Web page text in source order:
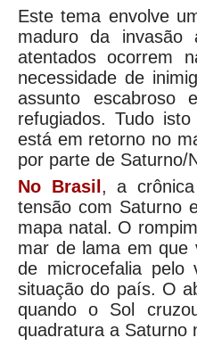
Este tema envolve
maduro da invasão
atentados ocorrem
necessidade de
assunto escabroso
refugiados. Tudo
está em retorno no
por parte de Saturno/
No Brasil , a
tensão com Saturno
mapa natal. O
mar de lama em que
de microcefalia pelo
situação do país. O
quando o Sol
quadratura a Saturno